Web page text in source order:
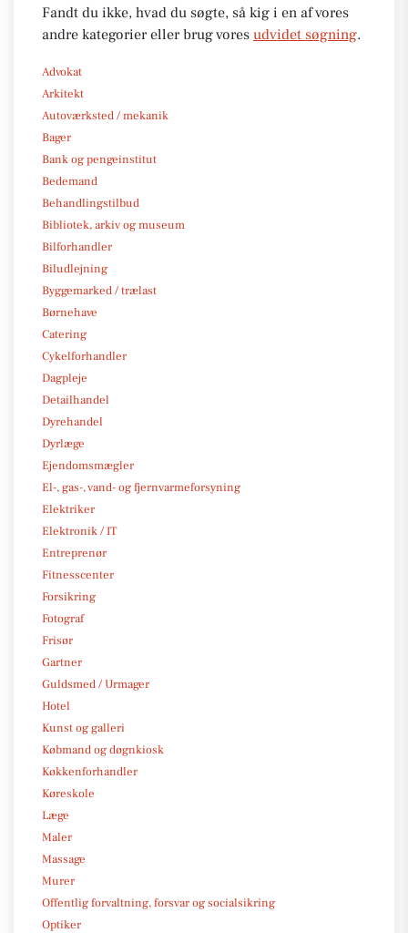
Fandt du ikke, hvad du søgte, så kig i en af vores
andre kategorier eller brug vores udvidet søgning.
Advokat
Arkitekt
Autoværksted / mekanik
Bager
Bank og pengeinstitut
Bedemand
Behandlingstilbud
Bibliotek, arkiv og museum
Bilforhandler
Biludlejning
Byggemarked / trælast
Børnehave
Catering
Cykelforhandler
Dagpleje
Detailhandel
Dyrehandel
Dyrlæge
Ejendomsmægler
El-, gas-, vand- og fjernvarmeforsyning
Elektriker
Elektronik / IT
Entreprenør
Fitnesscenter
Forsikring
Fotograf
Frisør
Gartner
Guldsmed / Urmager
Hotel
Kunst og galleri
Købmand og døgnkiosk
Køkkenforhandler
Køreskole
Læge
Maler
Massage
Murer
Offentlig forvaltning, forsvar og socialsikring
Optiker